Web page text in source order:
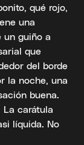
qué rojo,
una
un guiño a
que
del borde
la noche, una
buena.
La carátula
líquida. No